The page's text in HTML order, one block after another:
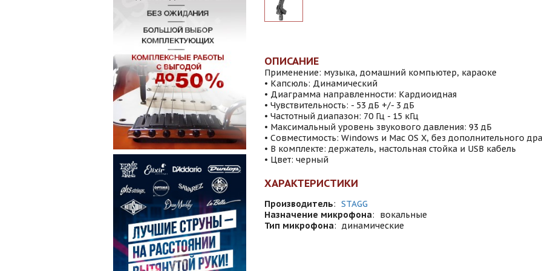
ОПИСАНИЕ
Применение: музыка, домашний компьютер, караоке
• Капсюль: Динамический
• Диаграмма направленности: Кардиоидная
• Чувствительность: - 53 дБ +/- 3 дБ
• Частотный диапазон: 70 Гц - 15 кГц
• Максимальный уровень звукового давления: 93 дБ
• Совместимость: Windows и Mac OS X, без дополнительного
• В комплекте: держатель, настольная стойка и USB кабель
• Цвет: черный
ХАРАКТЕРИСТИКИ
Производитель: STAGG
Назначение микрофона:
вокальные
Тип микрофона: динамические